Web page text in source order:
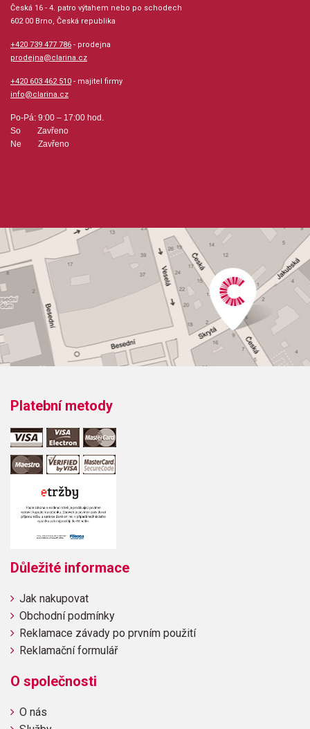
Česká 16 - 4. patro výtahem nebo po schodech
602 00 Brno, Česká republika
+420 739 477 786 - prodejna
prodejna@clarina.cz
+420 603 462 510 - majitel firmy
info@clarina.cz
Po-Pá: 9:00 – 17:00 hod.
So Zavřeno
Ne Zavřeno
Platební metody
Důležité informace
Jak nakupovat
Obchodní podmínky
Reklamace závady po prvním použití
Reklamační formulář
O společnosti
O nás